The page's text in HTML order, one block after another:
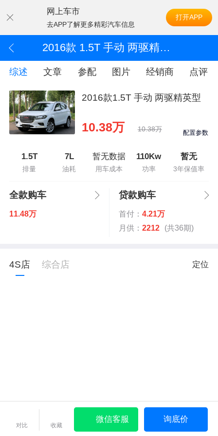
网上车市
去APP了解更多精彩汽车信息
打开APP
2016款 1.5T 手动 两驱精英型
综述 文章 参配 图片 经销商 点评
2016款1.5T 手动 两驱精英型
10.38万 10.38万 配置参数
1.5T
排量
7L
油耗
暂无数据
用车成本
110Kw
功率
暂无
3年保值率
全款购车
11.48万
贷款购车
首付： 4.21万
月供： 2212 (共36期)
4S店 综合店 定位
对比 收藏
微信客服 询底价